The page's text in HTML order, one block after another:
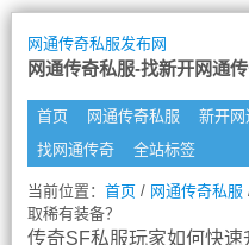
网通传奇私服发布网
网通传奇私服-找新开网通
首页 网通传奇私服 新开网
找网通传奇
全站标签
当前位置： 首页/ 网通传奇私服
取稀有装备？
传奇SF私服玩家如何快速